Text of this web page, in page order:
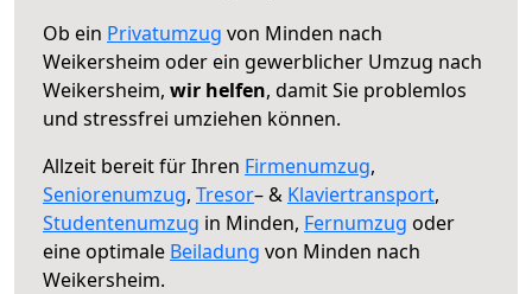
Ob ein Privatumzug von Minden nach
Weikersheim oder ein gewerblicher Umzug nach
Weikersheim, wir helfen, damit Sie problemlos
und stressfrei umziehen können.
Allzeit bereit für Ihren Firmenumzug,
Seniorenumzug, Tresor– & Klaviertransport,
Studentenumzug in Minden, Fernumzug oder
eine optimale Beiladung von Minden nach
Weikersheim.